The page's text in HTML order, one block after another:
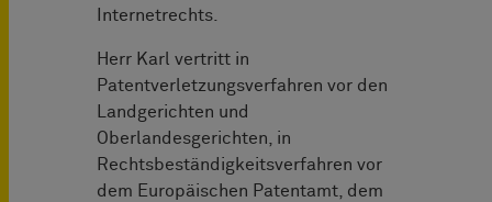
Internetrechts.
Herr Karl vertritt in
Patentverletzungsverfahren vor den
Landgerichten und
Oberlandesgerichten, in
Rechtsbeständigkeitsverfahren vor
dem Europäischen Patentamt, dem